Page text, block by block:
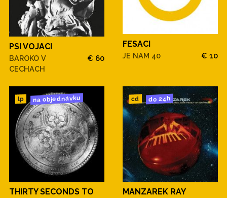
PSI VOJACI
BAROKO V
CECHACH
€ 60
FESACI
JE NAM 40 € 10
lp na objednávku
THIRTY SECONDS TO
cd do 24h
MANZAREK RAY